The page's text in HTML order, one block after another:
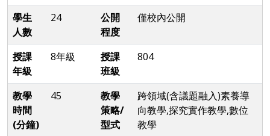
學生
人數
24
公開
程度
僅校內公開
授課
年級
8年級
授課
班級
804
教學
時間
(分鐘)
45
教學
策略/
型式
跨領域(含議題融入)素養導
向教學,探究實作教學,數位
教學